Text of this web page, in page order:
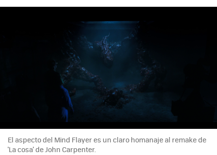
El aspecto del Mind Flayer es un claro homanaje al remake de
'La cosa' de John Carpenter.